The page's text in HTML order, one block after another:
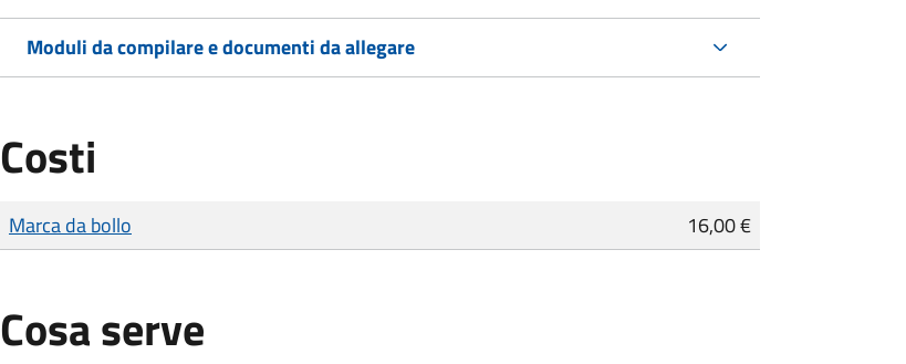
Moduli da compilare e documenti da allegare
Costi
Tipo di pagamento
Importo
Marca da bollo 16,00 €
Cosa serve